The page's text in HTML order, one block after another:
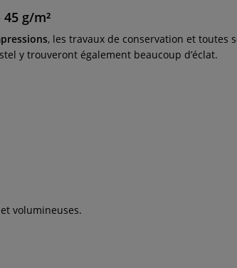
g/m²
, les travaux de conservation et toutes
y trouveront également beaucoup d’éclat.
volumineuses.